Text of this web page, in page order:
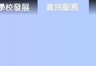
校發展 資訊服務